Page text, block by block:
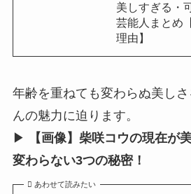
美しすぎる・
芸能人まとめ
理由】
年齢を重ねても変わらぬ美し
んの魅力に迫ります。
▶︎
【画像】柴咲コウの現在が
変わらない3つの秘密！
あわせて読みたい